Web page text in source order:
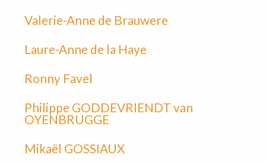
Valerie-Anne de Brauwere
Laure-Anne de la Haye
Ronny Favel
Philippe GODDEVRIENDT van
OYENBRUGGE
Mikaël GOSSIAUX